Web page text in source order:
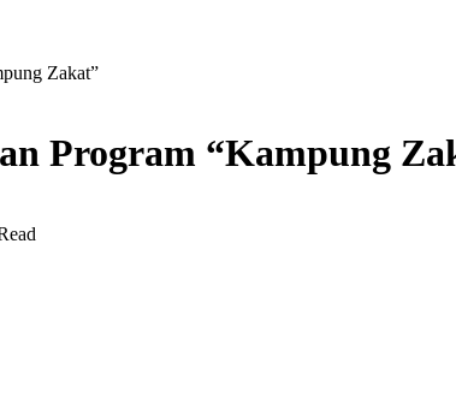
Zakat”
Program “Kampung